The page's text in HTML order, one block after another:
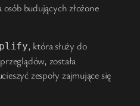
budujących złożone
, która służy do
została
zespoły zajmujące się